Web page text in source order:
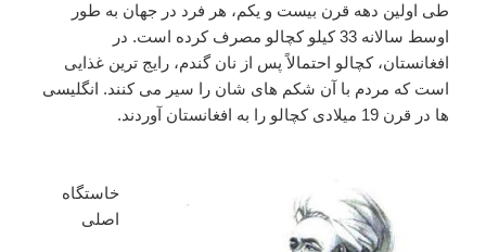
طی اولین دهه قرن بیست و یکم، هر فرد در جهان به طور
اوسط سالانه 33 کیلو کچالو مصرف کرده است. در
افغانستان، کچالو احتمالاً پس از نان گندم، رایج ترین غذایی
است که مردم با آن شکم های شان را سیر می کنند. انگلیسی
ها در قرن 19 میلادی کچالو را به افغانستان آوردند.
خاستگاه
اصلی